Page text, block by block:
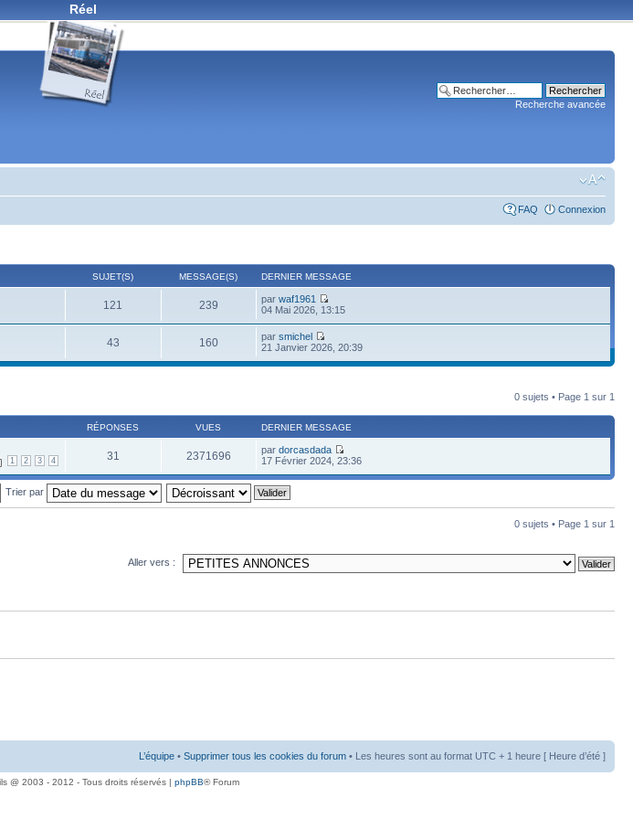
Réel
Recherche avancée
FAQ Connexion
SUJET(S) MESSAGE(S) DERNIER MESSAGE
121 239 parwaf1961
04 Mai 2026, 13:15
43 160 parsmichel
21 Janvier 2026, 20:39
0 sujets • Page 1 sur 1
RÉPONSES VUES DERNIER MESSAGE
1 2 3 4 31 2371696 pardorcasdada
17 Février 2024, 23:36
Trier par
0 sujets • Page 1 sur 1
Aller vers :
L’équipe • Supprimer tous les cookies du forum • Les heures sont au format UTC + 1 heure [ Heure d’été ]
@ 2003 - 2012 - Tous droits réservés | phpBB® Forum